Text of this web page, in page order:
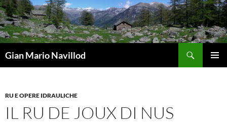
Vai
al
contenuto
Gian Mario Navillod
RU E OPERE IDRAULICHE
IL RU DE JOUX DI NUS